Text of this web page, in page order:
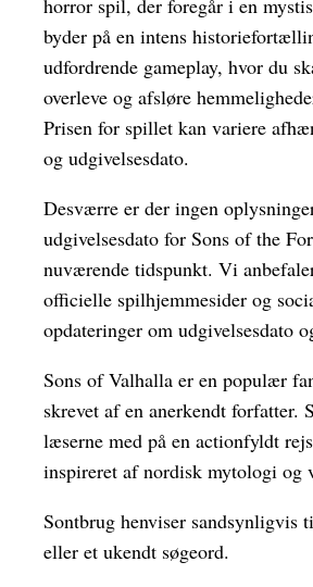
horror spil, der foregår i en
byder på en intens
udfordrende gameplay, hvor du
overleve og afsløre
Prisen for spillet kan variere
og udgivelsesdato.
Desværre er der ingen
udgivelsesdato for Sons of the
nuværende tidspunkt. Vi
officielle spilhjemmesider og
opdateringer om udgivelsesdato
Sons of Valhalla er en populær
skrevet af en anerkendt forfatter.
læserne med på en actionfyldt
inspireret af nordisk mytologi og
Sontbrug henviser sandsynligvis
eller et ukendt søgeord.